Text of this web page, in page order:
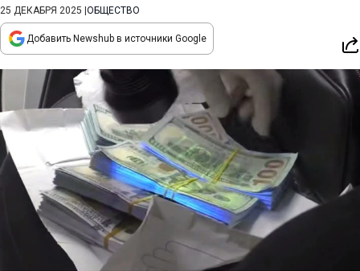
25 ДЕКАБРЯ 2025 ОБЩЕСТВО
Добавить Newshub в источники Google